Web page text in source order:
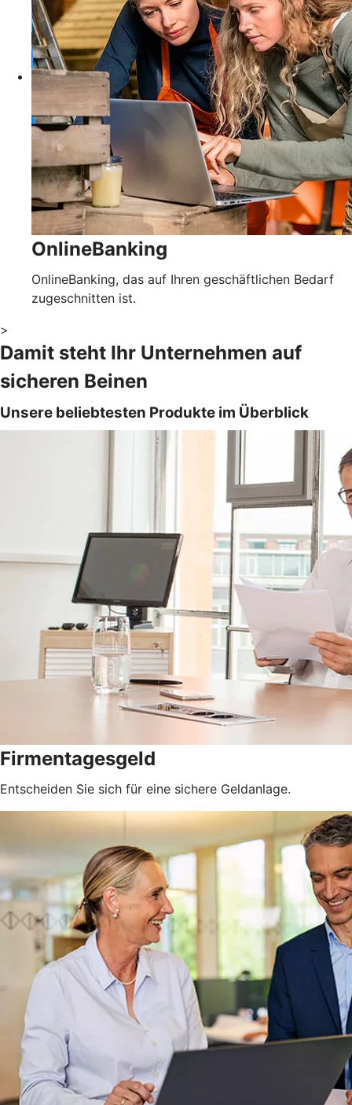
OnlineBanking
OnlineBanking, das auf Ihren geschäftlichen Bedarf
zugeschnitten ist.
>
Damit steht Ihr Unternehmen auf
sicheren Beinen
Unsere beliebtesten Produkte im Überblick
Firmentagesgeld
Entscheiden Sie sich für eine sichere Geldanlage.